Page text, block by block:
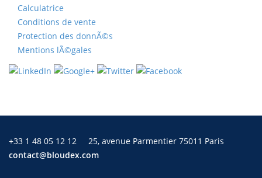
Calculatrice
Conditions de vente
Protection des donnÃ©s
Mentions lÃ©gales
+33 1 48 05 12 12
25, avenue Parmentier 75011 Paris
contact@bloudex.com